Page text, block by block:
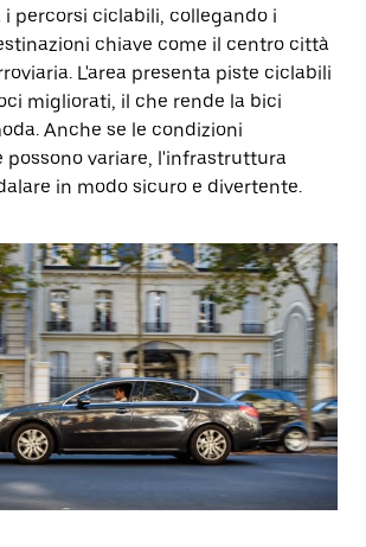
i percorsi ciclabili, collegando i
chiave come il centro città
L'area presenta piste ciclabili
migliorati, il che rende la bici
Anche se le condizioni
possono variare, l'infrastruttura
in modo sicuro e divertente.